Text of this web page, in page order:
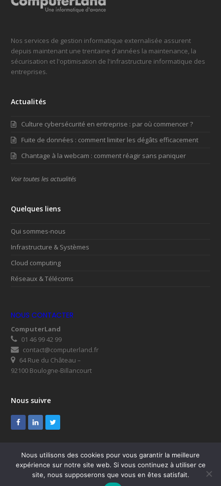
Nos services de gestion informatique externalisée assurent
depuis maintenant une trentaine d'années la maintenance, la
sécurisation et l'optimisation de l'infrastructure informatique des
entreprises.
Actualités
Culture cybersécurité en entreprise : par où commencer ?
Fuite de données : comment limiter les dégâts efficacement
Chantage à la webcam : comment réagir sans paniquer
Voir toutes les actualités
Quelques liens
Qui sommes-nous
Infrastructure & Systèmes
Cloud computing
Réseaux & Télécoms
NOUS CONTACTER
ComputerLand
01 46 99 42 99
contact@computerland.fr
64 Rue du Château –
92100 Boulogne-Billancourt
Nous suivre
Facebook
LinkedInTwitter
© ComputerLand 2026
SUPPORT
Mentions légales
Nous utilisons des cookies pour vous garantir la meilleure
expérience sur notre site web. Si vous continuez à utiliser ce
site, nous supposerons que vous en êtes satisfait.